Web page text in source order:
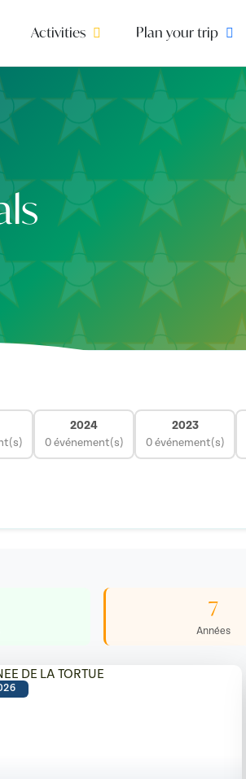
Activities Plan your trip
2024
0 événement(s)
2023
0 événement(s)
7
Années